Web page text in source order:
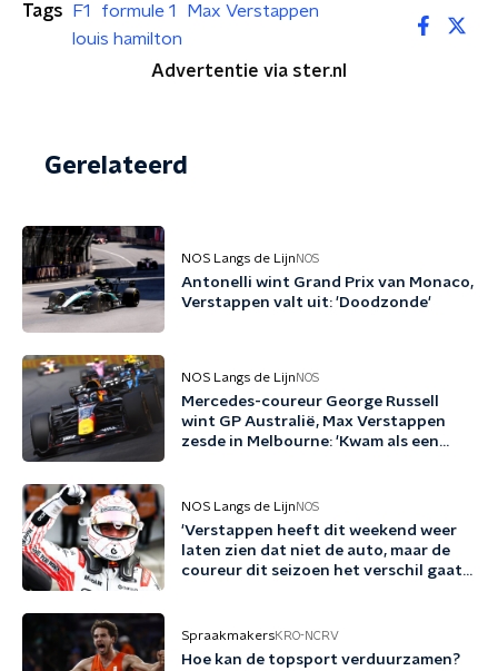
Tags F1 formule 1
Max Verstappen
louis hamilton
Advertentie via ster.nl
Gerelateerd
NOS Langs de Lijn NOS
Antonelli wint Grand Prix van Monaco,
Verstappen valt uit: 'Doodzonde'
NOS Langs de Lijn NOS
Mercedes-coureur George Russell
wint GP Australië, Max Verstappen
zesde in Melbourne: 'Kwam als een
NOS Langs de Lijn NOS
'Verstappen heeft dit weekend weer
laten zien dat niet de auto, maar de
coureur dit seizoen het verschil gaat
SpraakmakersKRO-NCRV
Hoe kan de topsport verduurzamen?